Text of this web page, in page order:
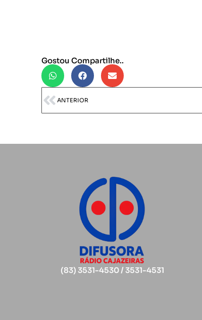
Gostou Compartilhe..
ANTERIOR
(83) 3531-4530 / 3531-4531